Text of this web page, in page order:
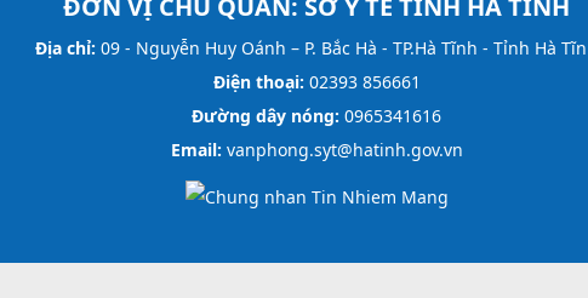
Địa chỉ: 09 - Nguyễn Huy Oánh – P. Bắc Hà - TP.Hà Tĩnh - Tỉnh Hà
Điện thoại: 02393 856661
Đường dây nóng: 0965341616
Email: vanphong.syt@hatinh.gov.vn